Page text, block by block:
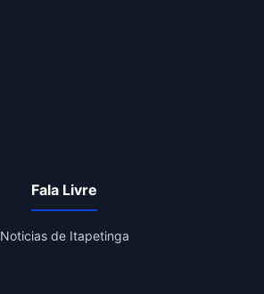
Fala Livre
Noticias de Itapetinga